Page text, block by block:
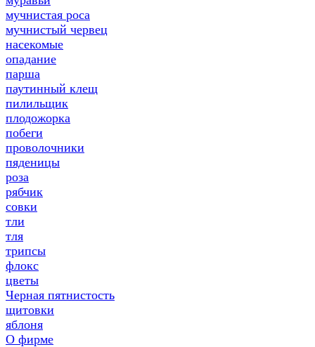
мучнистая роса
мучнистый червец
насекомые
опадание
парша
паутинный клещ
пилильщик
плодожорка
побеги
проволочники
пяденицы
роза
рябчик
совки
тли
тля
трипсы
флокс
цветы
Черная пятнистость
щитовки
яблоня
О фирме